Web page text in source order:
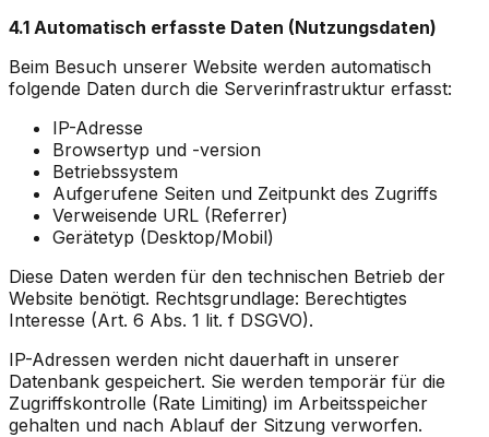
4.1 Automatisch erfasste Daten (Nutzungsdaten)
Beim Besuch unserer Website werden automatisch
folgende Daten durch die Serverinfrastruktur erfasst:
IP-Adresse
Browsertyp und -version
Betriebssystem
Aufgerufene Seiten und Zeitpunkt des Zugriffs
Verweisende URL (Referrer)
Gerätetyp (Desktop/Mobil)
Diese Daten werden für den technischen Betrieb der
Website benötigt. Rechtsgrundlage: Berechtigtes
Interesse (Art. 6 Abs. 1 lit. f DSGVO).
IP-Adressen werden nicht dauerhaft in unserer
Datenbank gespeichert. Sie werden temporär für die
Zugriffskontrolle (Rate Limiting) im Arbeitsspeicher
gehalten und nach Ablauf der Sitzung verworfen.